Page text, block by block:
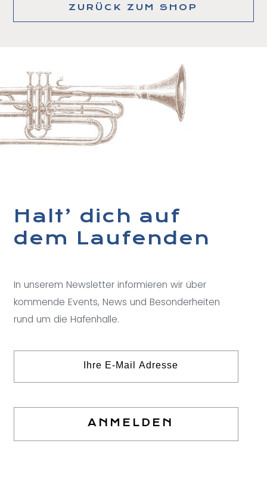
ZURÜCK ZUM SHOP
Halt’ dich auf
dem Laufenden
In unserem Newsletter informieren wir über
kommende Events, News und Besonderheiten
rund um die Hafenhalle.